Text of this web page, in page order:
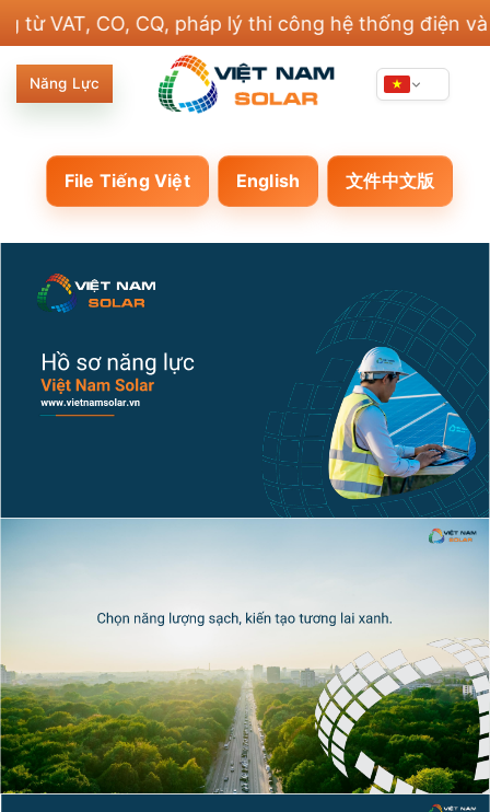
qua
nội
dung
Huawei, Aiko, BYD, Sigen và 20 thương hiệu khác
Năng Lực
File Tiếng Việt English 文件中文版